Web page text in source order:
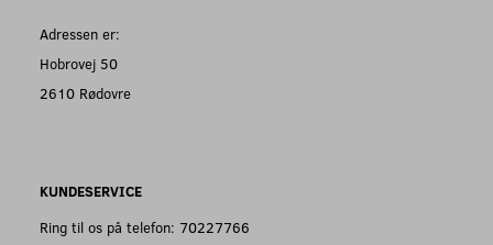
Adressen er:
Hobrovej 50
2610 Rødovre
KUNDESERVICE
Ring til os på telefon: 70227766